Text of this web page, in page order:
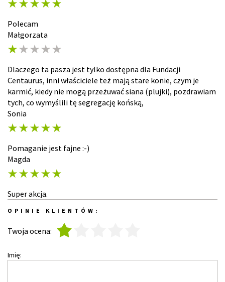
Polecam
Małgorzata
Dlaczego ta pasza jest tylko dostępna dla Fundacji
Centaurus, inni właściciele też mają stare konie, czym je
karmić, kiedy nie mogą przeżuwać siana (plujki), pozdrawiam
tych, co wymyślili tę segregację końską,
Sonia
Pomaganie jest fajne :-)
Magda
Super akcja.
OPINIE KLIENTÓW:
Twoja ocena:
Imię: